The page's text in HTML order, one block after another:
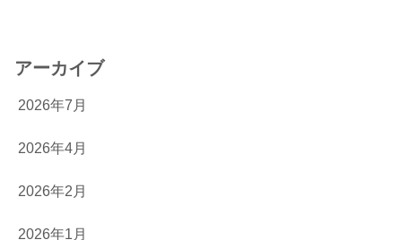
アーカイブ
2026年7月
2026年4月
2026年2月
2026年1月